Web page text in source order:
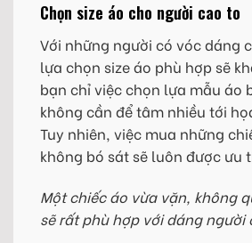
Chọn size áo cho người cao to
Với những người có vóc dáng
lựa chọn size áo phù hợp sẽ
bạn chỉ việc chọn lựa mẫu áo
không cần để tâm nhiều tới
Tuy nhiên, việc mua những
không bó sát sẽ luôn được ưu
Một chiếc áo vừa vặn, không
sẽ rất phù hợp với dáng người